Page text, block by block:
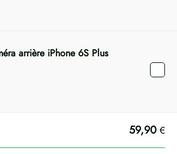
arrière iPhone 6S Plus
59,90 €